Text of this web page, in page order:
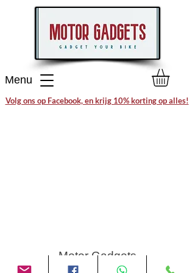
Menu
Volg ons op Facebook, en krijg 10% korting op alles!
Motor Gadgets
Bedrijfsgegevens: